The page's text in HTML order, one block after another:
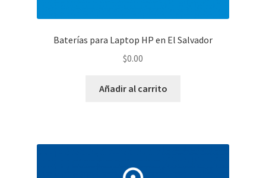
Baterías para Laptop HP en El Salvador
$0.00
Añadir al carrito